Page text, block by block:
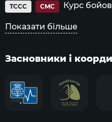
TCCC CMC Курс
Показати більше
Засновники і